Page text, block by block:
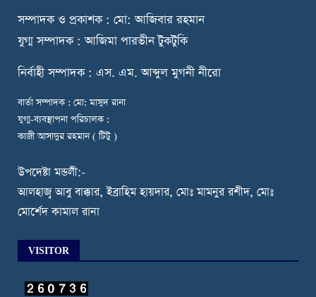
সম্পাদক ও প্রকাশক : মো: আজিবার রহমান
যুগ্ম সম্পাদক : আজিমা পারভীন টুকটুকি
নির্বাহী সম্পাদক : এস. এম. আব্দুল মুগনী নীরো
বার্তা সম্পাদক : মো: মাসুদ রানা
যুগ্ম-ব্যবস্থাপনা পরিচালক :
কাজী আসাদুর রহমান ( টিটু )
উপদেষ্টা মন্ডলী:-
আলহাজ্ব আবু বাক্কার, ইব্রাহিম হায়দার, মোঃ মামনুর রশীদ, মোঃ
মোর্শেদ কামাল রানা
VISITOR